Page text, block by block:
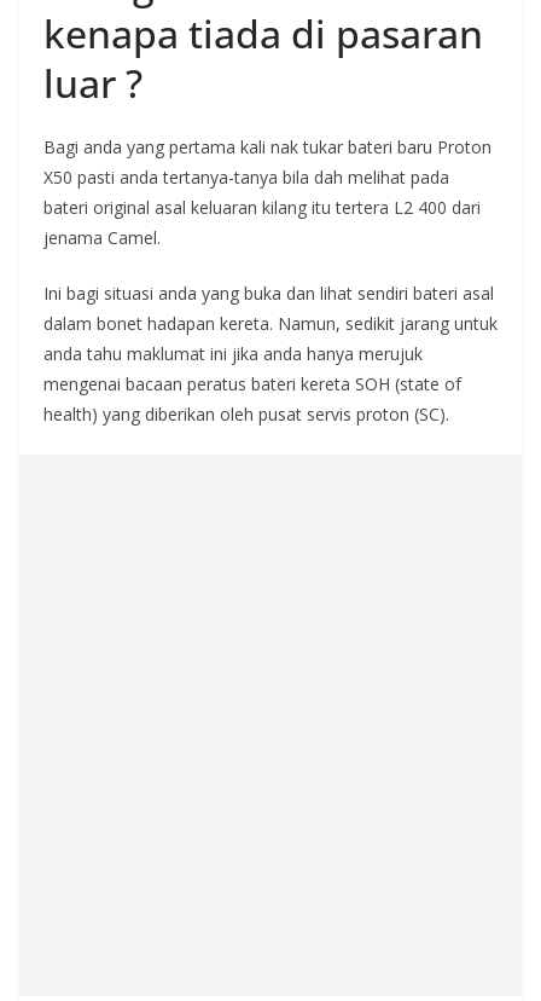
kenapa tiada di pasaran
luar ?
Bagi anda yang pertama kali nak tukar bateri baru Proton
X50 pasti anda tertanya-tanya bila dah melihat pada
bateri original asal keluaran kilang itu tertera L2 400 dari
jenama Camel.
Ini bagi situasi anda yang buka dan lihat sendiri bateri asal
dalam bonet hadapan kereta. Namun, sedikit jarang untuk
anda tahu maklumat ini jika anda hanya merujuk
mengenai bacaan peratus bateri kereta SOH (state of
health) yang diberikan oleh pusat servis proton (SC).